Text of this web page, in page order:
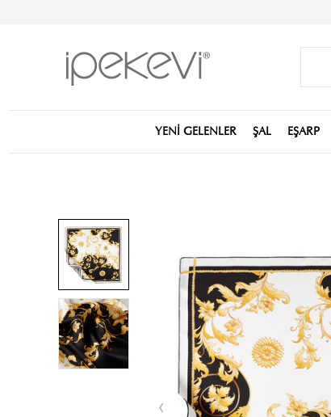
YENİ GELENLER ŞAL EŞARP